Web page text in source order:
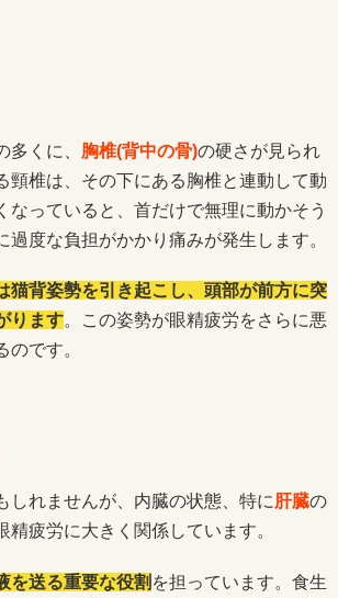
多くに、 胸椎(背中の骨)の硬さが見られ
頸椎は、その下にある胸椎と連動して動
なっていると、首だけで無理に動かそう
過度な負担がかかり痛みが発生します。
猫背姿勢を引き起こし、頭部が前方に突
ります。この姿勢が眼精疲労をさらに悪
のです。
しれませんが、内臓の状態、特に肝臓の
精疲労に大きく関係しています。
を送る重要な役割 を担っています。食生